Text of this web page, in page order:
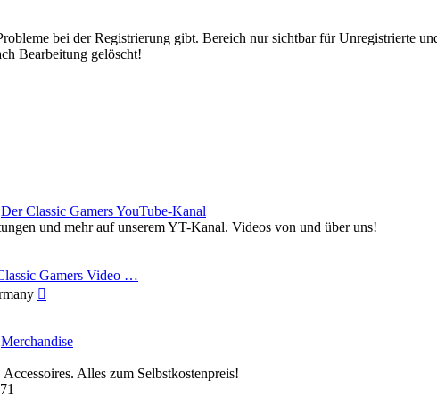
bei der Registrierung gibt. Bereich nur sichtbar für Unregistrierte
Bearbeitung gelöscht!
Der Classic Gamers YouTube-Kanal
und mehr auf unserem YT-Kanal. Videos von und über uns!
Gamers Video …
Merchandise
Alles zum Selbstkostenpreis!